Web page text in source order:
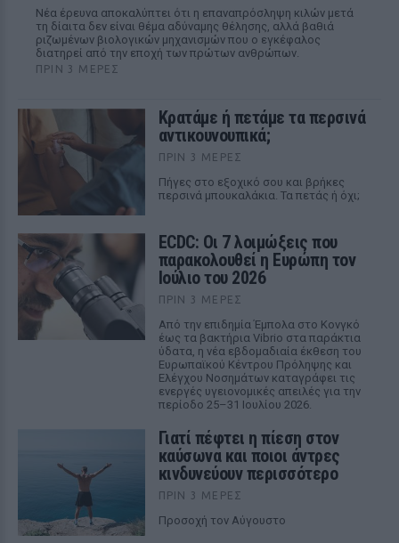
Νέα έρευνα αποκαλύπτει ότι η επαναπρόσληψη κιλών μετά
τη δίαιτα δεν είναι θέμα αδύναμης θέλησης, αλλά βαθιά
ριζωμένων βιολογικών μηχανισμών που ο εγκέφαλος
διατηρεί από την εποχή των πρώτων ανθρώπων.
ΠΡΙΝ 3 ΜΈΡΕΣ
Κρατάμε ή πετάμε τα περσινά
αντικουνουπικά;
ΠΡΙΝ 3 ΜΈΡΕΣ
Πήγες στο εξοχικό σου και βρήκες
περσινά μπουκαλάκια. Τα πετάς ή όχι;
ECDC: Οι 7 λοιμώξεις που
παρακολουθεί η Ευρώπη τον
Ιούλιο του 2026
ΠΡΙΝ 3 ΜΈΡΕΣ
Από την επιδημία Έμπολα στο Κονγκό
έως τα βακτήρια Vibrio στα παράκτια
ύδατα, η νέα εβδομαδιαία έκθεση του
Ευρωπαϊκού Κέντρου Πρόληψης και
Ελέγχου Νοσημάτων καταγράφει τις
ενεργές υγειονομικές απειλές για την
περίοδο 25–31 Ιουλίου 2026.
Γιατί πέφτει η πίεση στον
καύσωνα και ποιοι άντρες
κινδυνεύουν περισσότερο
ΠΡΙΝ 3 ΜΈΡΕΣ
Προσοχή τον Αύγουστο